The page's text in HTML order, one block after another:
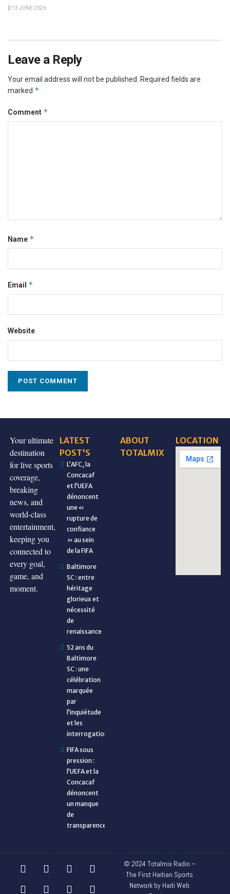
13 JUNE 2026
Leave a Reply
Your email address will not be published.
Required fields are
marked *
Comment *
Name *
Email *
Website
Your ultimate
destination
for live sports
coverage,
breaking
news, and
world-class
entertainment,
keeping you
connected to
every goal,
game, and
moment.
LATEST
POST'S
L’AFC, la
Concacaf
et l’UEFA
dénoncent
une «
rupture de
confiance
» au sein
de la FIFA
Baltimore
SC : entre
héritage
glorieux et
nécessité
de
renaissance
52 ans du
Baltimore
SC : une
célébration
marquée
par
l’inquiétude
et les
interrogations
FIFA sous
pression :
l’UEFA et la
Concacaf
dénoncent
un manque
de
transparence
ABOUT
TOTALMIX
LOCATION
© 2024 Totalmix Radio –
The First Haitian Sports
Network by Haiti Web